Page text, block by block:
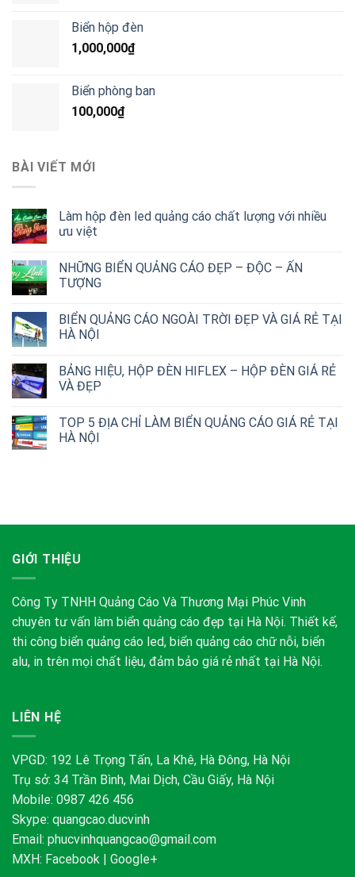
Biển hộp đèn
1,000,000₫
Biển phòng ban
100,000₫
BÀI VIẾT MỚI
Làm hộp đèn led quảng cáo chất lượng với nhiều
ưu việt
NHỮNG BIỂN QUẢNG CÁO ĐẸP – ĐỘC – ẤN
TƯỢNG
BIỂN QUẢNG CÁO NGOÀI TRỜI ĐẸP VÀ GIÁ RẺ TẠI
HÀ NỘI
BẢNG HIỆU, HỘP ĐÈN HIFLEX – HỘP ĐÈN GIÁ RẺ
VÀ ĐẸP
TOP 5 ĐỊA CHỈ LÀM BIỂN QUẢNG CÁO GIÁ RẺ TẠI
HÀ NỘI
GIỚI THIỆU
Công Ty TNHH Quảng Cáo Và Thương Mại Phúc Vinh
chuyên tư vấn làm biển quảng cáo đẹp tại Hà Nội. Thiết kế,
thi công biển quảng cáo led, biển quảng cáo chữ nỗi, biển
alu, in trên mọi chất liệu, đảm bảo giá rẻ nhất tại Hà Nội.
LIÊN HỆ
VPGD: 192 Lê Trọng Tấn, La Khê, Hà Đông, Hà Nội
Trụ sở: 34 Trần Bình, Mai Dịch, Cầu Giấy, Hà Nội
Mobile: 0987 426 456
Skype: quangcao.ducvinh
Email: phucvinhquangcao@gmail.com
MXH: Facebook Google+